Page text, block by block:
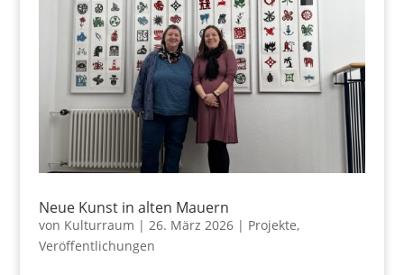
Neue Kunst in alten Mauern
von Kulturraum | 26. März 2026| Projekte,
Veröffentlichungen